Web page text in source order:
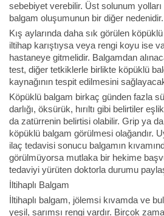
sebebiyet verebilir. Üst solunum
balgam oluşumunun bir diğer nedenidir.
Kış aylarında daha sık görülen
iltihap karıştıysa veya rengi koyu ise
hastaneye gitmelidir. Balgamdan
test, diğer tetkiklerle birlikte köpüklü
kaynağının tespit edilmesini
Köpüklü balgam birkaç günden fazla
darlığı, öksürük, hırıltı gibi belirtiler
da zatürrenin belirtisi olabilir. Grip ya
köpüklü balgam görülmesi olağandır.
ilaç tedavisi sonucu balgamın
görülmüyorsa mutlaka bir hekime
tedaviyi yürüten doktorla durumu
İltihaplı Balgam
İltihaplı balgam, jölemsi kıvamda ve
yeşil, sarımsı rengi vardır. Birçok